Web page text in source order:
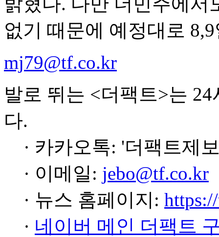
없기 때문에 예정대로
mj79@tf.co.kr
발로 뛰는 <더팩트>는
다.
· 카카오톡: '더팩트제
· 이메일: jebo@tf.co.kr
· 뉴스 홈페이지:
· 네이버 메인 더팩트